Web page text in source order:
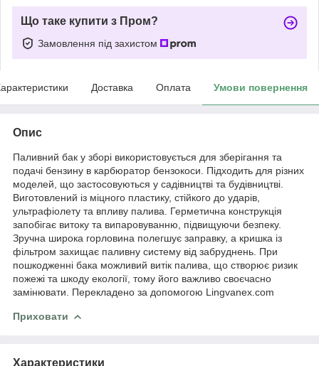
Що таке купити з Пром?
Замовлення під захистом
Доставка Оплата Умови повернення
Опис
Паливний бак у зборі використовується для зберігання та
подачі бензину в карбюратор бензокоси. Підходить для різних
моделей, що застосовуються у садівництві та будівництві.
Виготовлений із міцного пластику, стійкого до ударів,
ультрафіолету та впливу палива. Герметична конструкція
запобігає витоку та випаровуванню, підвищуючи безпеку.
Зручна широка горловина полегшує заправку, а кришка із
фільтром захищає паливну систему від забруднень. При
пошкодженні бака можливий витік палива, що створює ризик
пожежі та шкоду екології, тому його важливо своєчасно
замінювати. Перекладено за допомогою Lingvanex.com
Приховати
Характеристики